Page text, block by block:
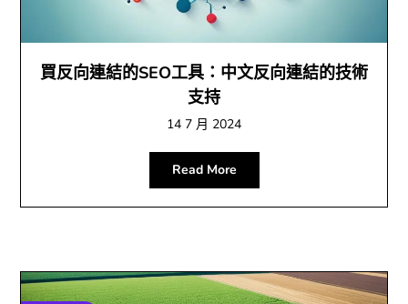
買反向連結的SEO工具：中文反向連結的技術
支持
14 7 月 2024
Read More